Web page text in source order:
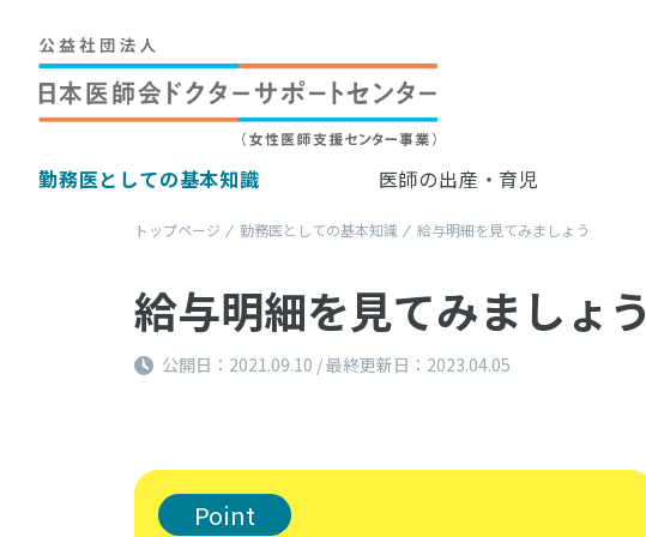
勤務医としての基本知識 医師の出産・育児
トップページ 勤務医としての基本知識 給与明細を見てみましょう
給与明細を見てみましょう
公開日：2021.09.10 / 最終更新日：2023.04.05
Point